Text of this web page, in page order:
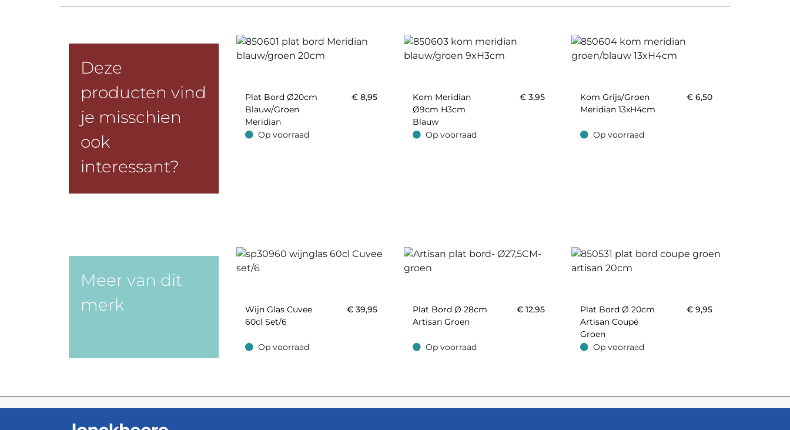
Deze
producten vind
je misschien
ook
interessant?
Plat Bord Ø20cm
Blauw/groen
Meridian
€ 8,95
Op voorraad
Op voorraad
Kom Meridian
Ø9cm H3cm
Blauw
€ 3,95
Op voorraad
Op voorraad
Kom Grijs/groen
Meridian 13xH4cm
€ 6,50
Op voorraad
Op voorraad
Meer van dit
merk
Wijn Glas Cuvee
60cl Set/6
€ 39,95
Op voorraad
Op voorraad
Plat Bord Ø 28cm
Artisan Groen
€ 12,95
Op voorraad
Op voorraad
Plat Bord Ø 20cm
Artisan Coupé
Groen
€ 9,95
Op voorraad
Op voorraad